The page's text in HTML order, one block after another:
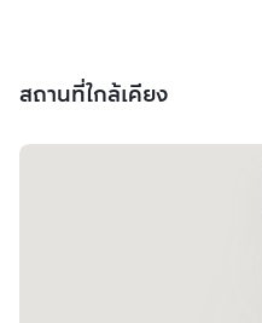
สถานที่ใกล้เคียง